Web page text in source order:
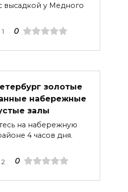
высадкой у Медного
1 0
золотые
набережные
залы
на набережную
4 часов дня.
2 0